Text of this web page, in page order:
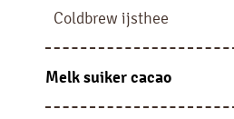
Coldbrew ijsthee
Melk suiker cacao
Melk vloeibaar en cups